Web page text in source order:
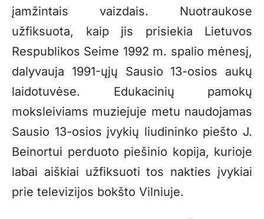
įamžintais vaizdais. Nuotraukose
užfiksuota, kaip jis prisiekia Lietuvos
Respublikos Seime 1992 m. spalio mėnesį,
dalyvauja 1991-ųjų Sausio 13-osios aukų
laidotuvėse. Edukacinių pamokų
moksleiviams muziejuje metu naudojamas
Sausio 13-osios įvykių liudininko piešto J.
Beinortui perduoto piešinio kopija, kurioje
labai aiškiai užfiksuoti tos nakties įvykiai
prie televizijos bokšto Vilniuje.